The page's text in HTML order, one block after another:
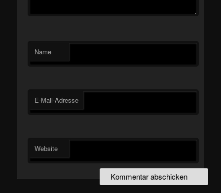
Name
E-Mail-Adresse
Website